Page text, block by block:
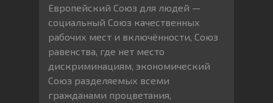
Европейский Союз для людей —
социальный Союз качественных
рабочих мест и включённости, Союз
равенства, где нет место
дискриминациям, экономический
Союз разделяемых всеми
гражданами процветания,